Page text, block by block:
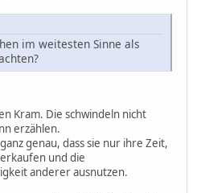
im weitesten Sinne als
Kram. Die schwindeln nicht
erzählen.
genau, dass sie nur ihre Zeit,
und die
anderer ausnutzen.